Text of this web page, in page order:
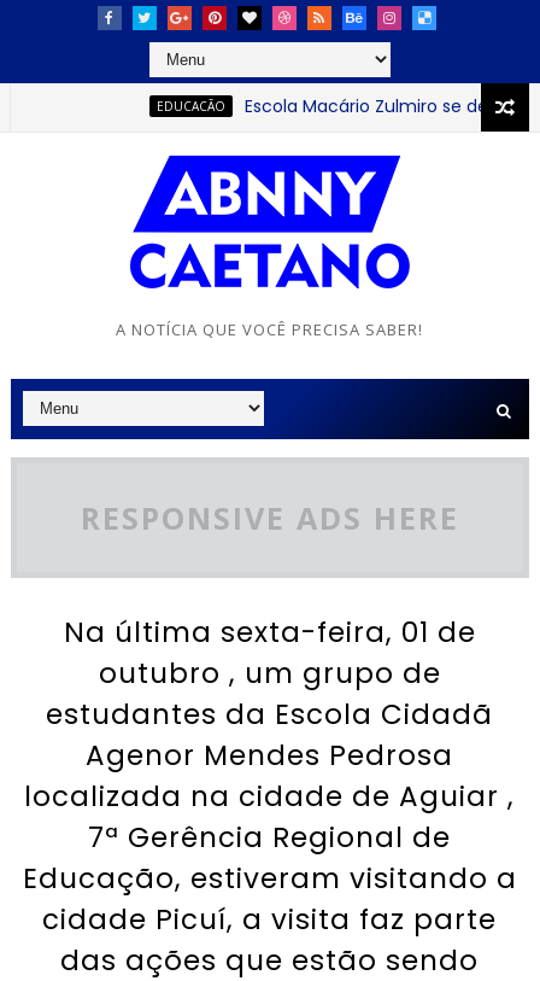
Escola Macário Zulmiro se destaca com
de banda marcial
A NOTÍCIA QUE VOCÊ PRECISA SABER!
RESPONSIVE ADS HERE
Na última sexta-feira, 01 de
outubro , um grupo de
estudantes da Escola Cidadã
Agenor Mendes Pedrosa
localizada na cidade de Aguiar ,
7ª Gerência Regional de
Educação, estiveram visitando a
cidade Picuí, a visita faz parte
das ações que estão sendo